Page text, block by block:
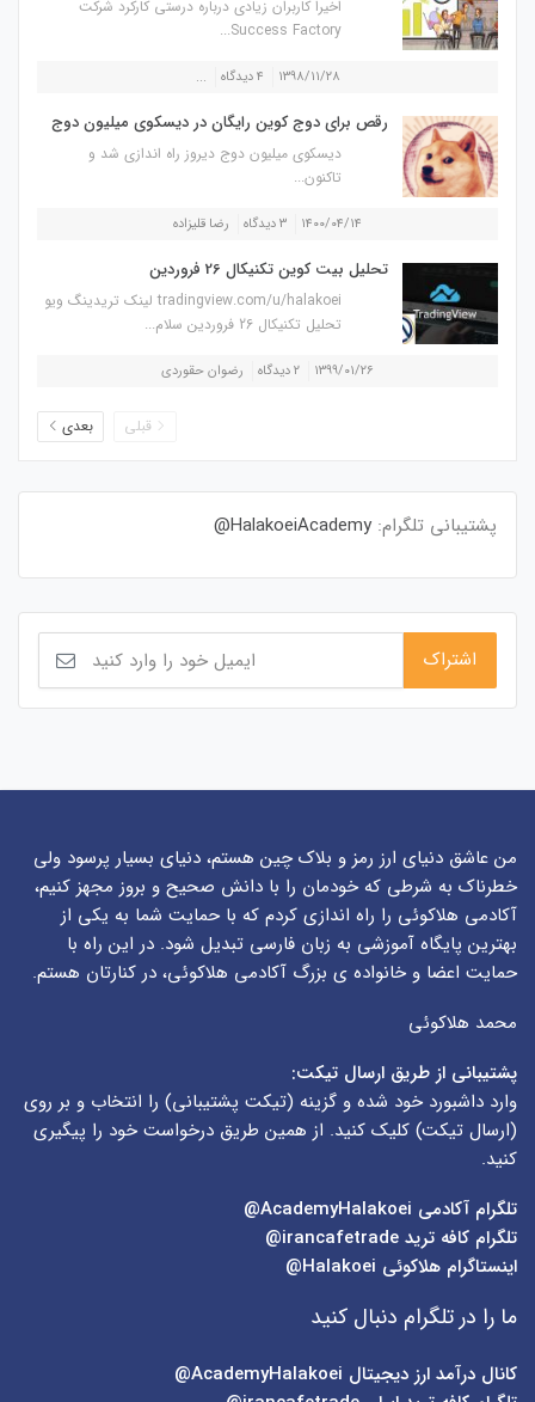
اخیرا کاربران زیادی درباره درستی کارکرد شرکت
Success Factory...
۱۳۹۸/۱۱/۲۸ ۴ دیدگاه ...
رقص برای دوج کوین رایگان در دیسکوی میلیون دوج
دیسکوی میلیون دوج دیروز راه اندازی شد و
تاکنون...
۱۴۰۰/۰۴/۱۴ ۳ دیدگاه رضا قلیزاده
تحلیل بیت کوین تکنیکال 26 فروردین
tradingview.com/u/halakoei لینک تریدینگ ویو
تحلیل تکنیکال 26 فروردین سلام...
۱۳۹۹/۰۱/۲۶ ۲ دیدگاه رضوان حقوردی
قبلی بعدی
پشتیبانی تلگرام: HalakoeiAcademy@
من عاشق دنیای ارز رمز و بلاک چین هستم، دنیای بسیار پرسود ولی
خطرناک به شرطی که خودمان را با دانش صحیح و بروز مجهز کنیم،
آکادمی هلاکوئی را راه اندازی کردم که با حمایت شما به یکی از
بهترین پایگاه آموزشی به زبان فارسی تبدیل شود. در این راه با
حمایت اعضا و خانواده ی بزرگ آکادمی هلاکوئی، در کنارتان هستم.
محمد هلاکوئی
پشتیبانی از طریق ارسال تیکت:
وارد داشبورد خود شده و گزینه (تیکت پشتیبانی) را انتخاب و بر روی
(ارسال تیکت) کلیک کنید. از همین طریق درخواست خود را پیگیری
کنید.
تلگرام آکادمی
تلگرام کافه ترید irancafetrade@
اینستاگرام هلاکوئی Halakoei@
ما را در تلگرام دنبال کنید
کانال درآمد ارز دیجیتال AcademyHalakoei@